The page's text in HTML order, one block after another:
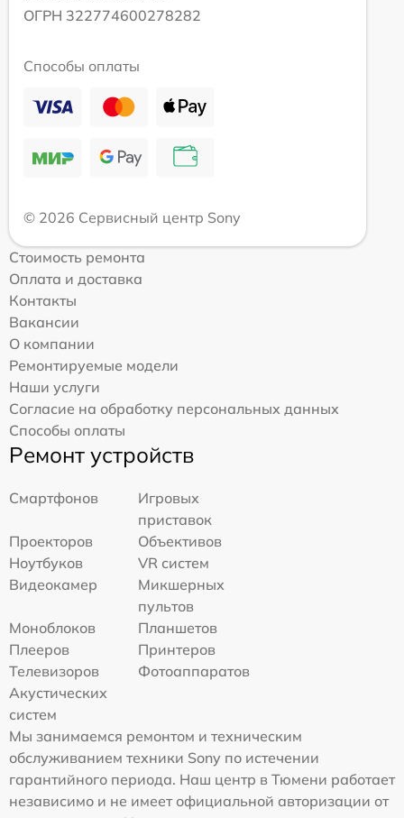
ОГРН 322774600278282
Способы оплаты
© 2026 Сервисный центр Sony
Стоимость ремонта
Оплата и доставка
Контакты
Вакансии
О компании
Ремонтируемые модели
Наши услуги
Согласие на обработку персональных данных
Способы оплаты
Ремонт устройств
Смартфонов
Игровых
приставок
Проекторов
Объективов
Ноутбуков
VR систем
Видеокамер
Микшерных
пультов
Моноблоков
Планшетов
Плееров
Принтеров
Телевизоров
Фотоаппаратов
Акустических
систем
Мы занимаемся ремонтом и техническим
обслуживанием техники Sony по истечении
гарантийного периода. Наш центр в Тюмени работает
независимо и не имеет официальной авторизации от